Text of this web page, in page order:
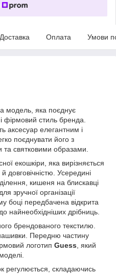
Доставка Оплата Умови
модель, яка поєднує
фірмовий стиль бренда.
аксесуар елегантним і
поєднувати його з
святковими образами.
екошкіри, яка вирізняється
довговічністю. Усередині
кишеня на блискавці
зручної організації
боці передбачена відкрита
найнеобхідніших дрібниць.
брендованого текстилю.
Передню частину
логотип Guess, який
складаючись